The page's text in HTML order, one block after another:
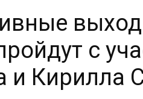
с
и Кирилла